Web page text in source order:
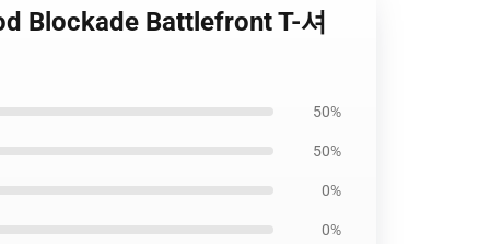
Blockade Battlefront T-셔
50%
50%
0%
0%